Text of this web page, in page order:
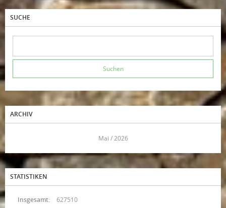
SUCHE
ARCHIV
Mai / 2026
STATISTIKEN
Insgesamt: 627510